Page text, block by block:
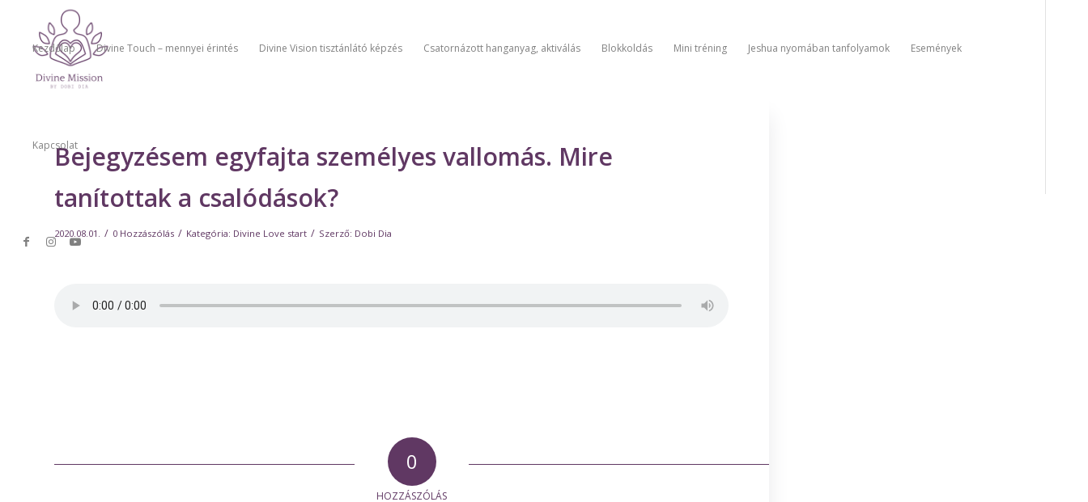
Kezdőlap Divine Touch – mennyei érintés Divine Vision tisztánlátó képzés Csatornázott hanganyag, aktiválás Blokkoldás Mini tréning Jeshua nyomában tanfolyamok Események
KapcsolatBejegyzésem egyfajta személyes vallomás. Mire
tanítottak a csalódások?
2020.08.01. / 0 Hozzászólás / Kategória: Divine Love start / Szerző: Dobi Dia
0
HOZZÁSZÓLÁS